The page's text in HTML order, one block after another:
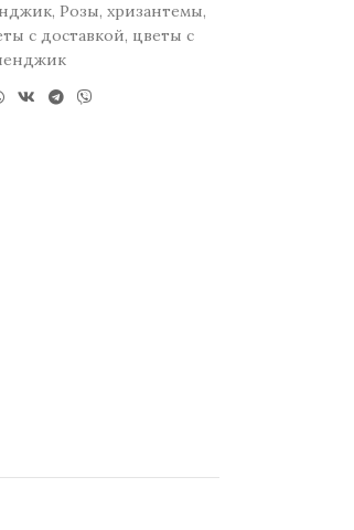
, Розы, хризантемы,
с доставкой, цветы с